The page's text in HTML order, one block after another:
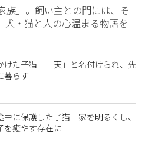
族」。飼い主との間には、そ
犬・猫と人の心温まる物語を
けた子猫 「天」と名付けられ、先
暮らす
中に保護した子猫 家を明るくし、
を癒やす存在に